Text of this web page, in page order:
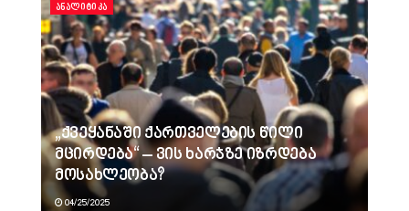
ᲐᲜᲐᲚᲘᲢᲘᲙᲐ
„ქვეყანაში ქართველების წილი
მცირდება“ – ვის ხარჯზე იზრდება
მოსახლეობა?
04/25/2025